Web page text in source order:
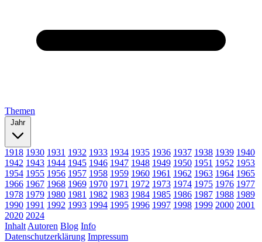
Themen
Jahr
1918 1930 1931 1932 1933 1934 1935 1936 1937 1938 1939 1940
1942 1943 1944 1945 1946 1947 1948 1949 1950 1951 1952 1953
1954 1955 1956 1957 1958 1959 1960 1961 1962 1963 1964 1965
1966 1967 1968 1969 1970 1971 1972 1973 1974 1975 1976 1977
1978 1979 1980 1981 1982 1983 1984 1985 1986 1987 1988 1989
1990 1991 1992 1993 1994 1995 1996 1997 1998 1999 2000 2001
2020 2024
Inhalt Autoren Blog Info
Datenschutzerklärung Impressum